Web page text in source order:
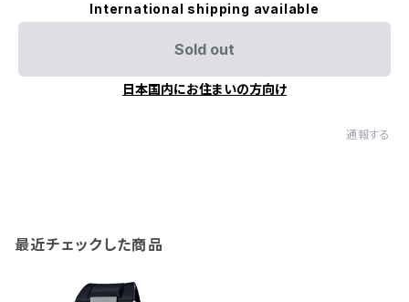
International shipping available
Sold out
日本国内にお住まいの方向け
通報する
最近チェックした商品